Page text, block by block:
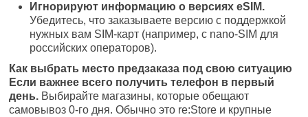
Игнорируют информацию о версиях eSIM.
Убедитесь, что заказываете версию с поддержкой
нужных вам SIM-карт (например, с nano-SIM для
российских операторов).
Как выбрать место предзаказа под свою ситуацию
Если важнее всего получить телефон в первый
день. Выбирайте магазины, которые обещают
самовывоз 0-го дня. Обычно это re:Store и крупные